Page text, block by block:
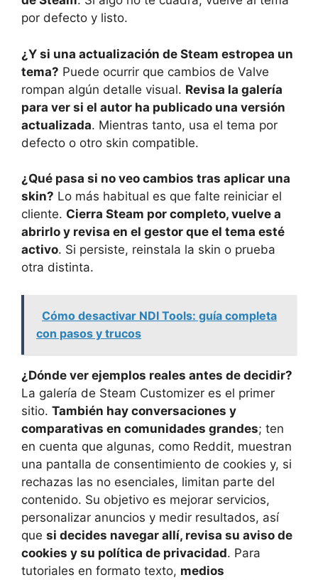
por defecto y listo.
¿Y si una actualización de Steam estropea un
tema? Puede ocurrir que cambios de Valve
rompan algún detalle visual. Revisa la galería
para ver si el autor ha publicado una versión
actualizada. Mientras tanto, usa el tema por
defecto o otro skin compatible.
¿Qué pasa si no veo cambios tras aplicar una
skin? Lo más habitual es que falte reiniciar el
cliente. Cierra Steam por completo, vuelve a
abrirlo y revisa en el gestor que el tema esté
activo. Si persiste, reinstala la skin o prueba
otra distinta.
Cómo desactivar NDI Tools: guía completa
con pasos y trucos
¿Dónde ver ejemplos reales antes de decidir?
La galería de Steam Customizer es el primer
sitio. También hay conversaciones y
comparativas en comunidades grandes; ten
en cuenta que algunas, como Reddit, muestran
una pantalla de consentimiento de cookies y, si
rechazas las no esenciales, limitan parte del
contenido. Su objetivo es mejorar servicios,
personalizar anuncios y medir resultados, así
que si decides navegar allí, revisa su aviso de
cookies y su política de privacidad. Para
tutoriales en formato texto, medios